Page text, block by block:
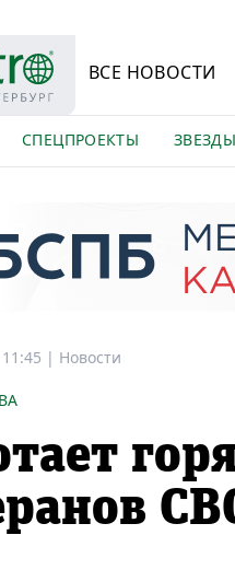
ВСЕ НОВОСТИ
СПЕЦПРОЕКТЫ ЗВЕЗДЫ
Петербург", ИНН: 7831000027
| Новости